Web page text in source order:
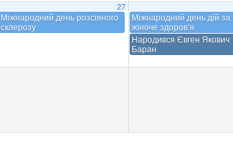
27
Міжнародний день розсіяного
склерозу
Міжнародний день дій за
жіноче здоров’я
Народився Євген Якович
Баран